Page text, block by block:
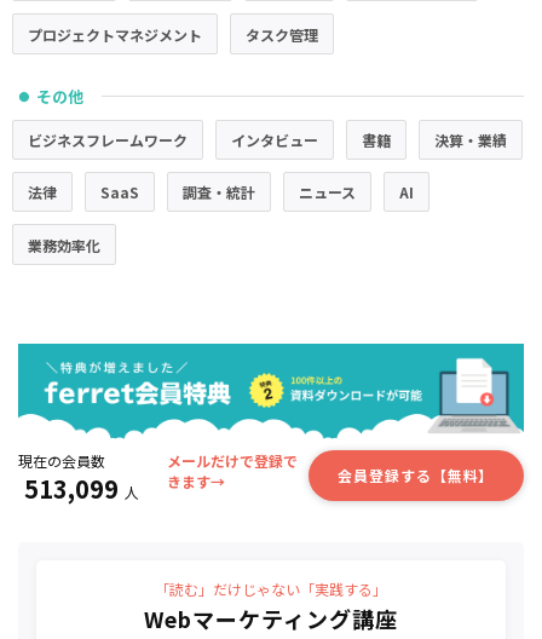
プロジェクトマネジメント タスク管理
● その他
ビジネスフレームワーク インタビュー 書籍 決算・業績
法律 SaaS 調査・統計 ニュース AI
業務効率化
現在の会員数
513,099 人
メールだけで登録で
きます→
会員登録する【無料】
「読む」だけじゃない「実践する」
Webマーケティング講座